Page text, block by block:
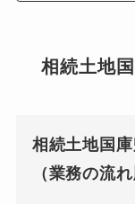
相続土地
相続土地国
（業務の流れ